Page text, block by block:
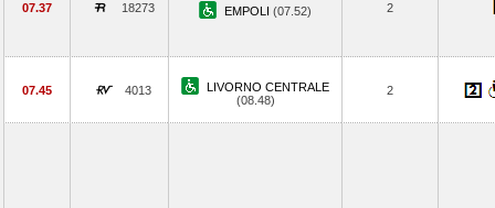
07.37 18273 EMPOLI (07.52) 2
07.45 4013
LIVORNO CENTRALE
(08.48)
2